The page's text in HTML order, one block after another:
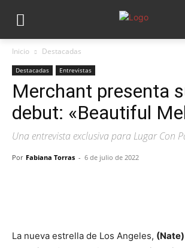
Inicio Destacadas
Destacadas Entrevistas
Merchant presenta
debut: «Beautiful
Una entrevista exclusiva para Lugar Con
Por Fabiana Torras - 6 de julio de 2022
La nueva estrella de Los Angeles, (Nate)